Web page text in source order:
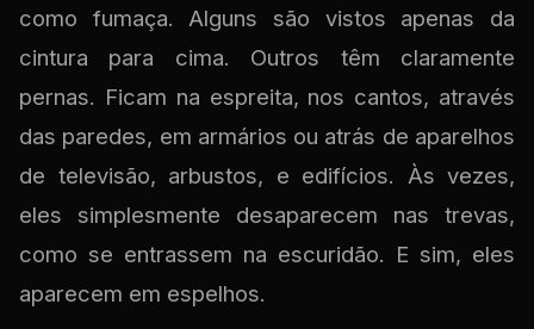
como fumaça. Alguns são vistos apenas da
cintura para cima. Outros têm claramente
pernas. Ficam na espreita, nos cantos, através
das paredes, em armários ou atrás de aparelhos
de televisão, arbustos, e edifícios. Às vezes,
eles simplesmente desaparecem nas trevas,
como se entrassem na escuridão. E sim, eles
aparecem em espelhos.